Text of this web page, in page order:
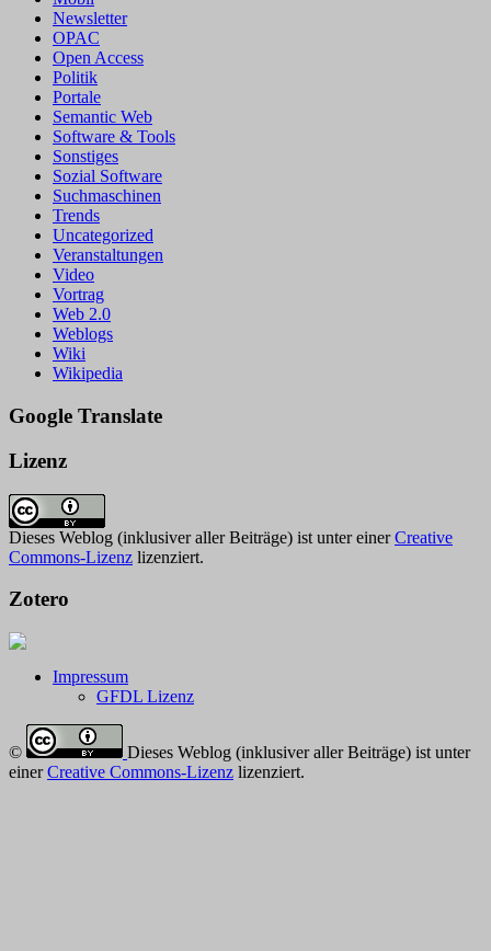
Newsletter
OPAC
Open Access
Politik
Portale
Semantic Web
Software & Tools
Sonstiges
Sozial Software
Suchmaschinen
Trends
Uncategorized
Veranstaltungen
Video
Vortrag
Web 2.0
Weblogs
Wiki
Wikipedia
Google Translate
Lizenz
Dieses Weblog (inklusiver aller Beiträge) ist unter einerCreative
Commons-Lizenz lizenziert.
Zotero
Impressum
GFDL Lizenz
©
Dieses Weblog (inklusiver aller Beiträge) ist unter
einerCreative Commons-Lizenz lizenziert.